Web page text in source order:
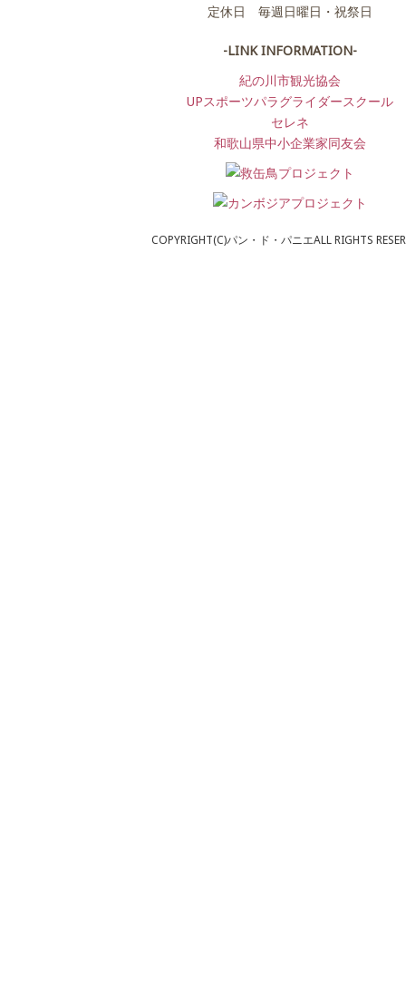
定休日 毎週日曜日・祝祭日
-LINK INFORMATION-
紀の川市観光協会
UPスポーツパラグライダースクール
セレネ
和歌山県中小企業家同友会
COPYRIGHT(C)パン・ド・パニエALL RIGHTS